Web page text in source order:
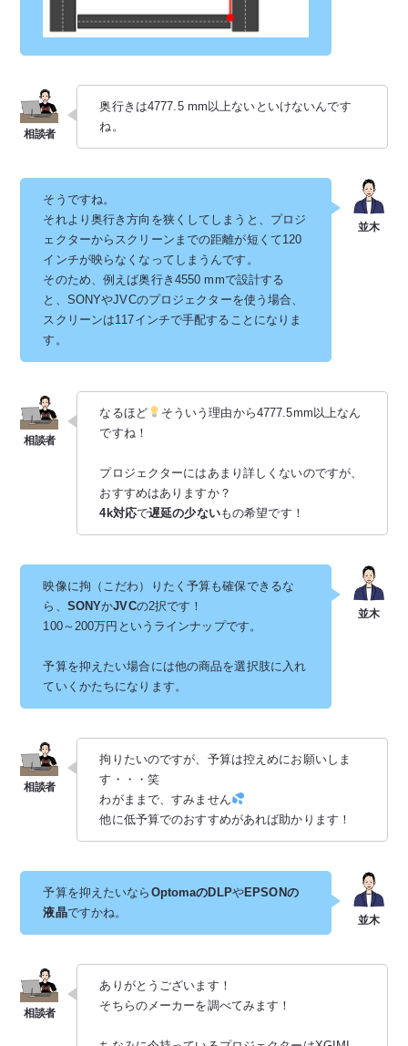
奥行きは4777.5 mm以上ないといけないんです
ね。
そうですね。
それより奥行き方向を狭くしてしまうと、プロジ
ェクターからスクリーンまでの距離が短くて120
インチが映らなくなってしまうんです。
そのため、例えば奥行き4550 mmで設計する
と、SONYやJVCのプロジェクターを使う場合、
スクリーンは117インチで手配することになりま
す。
なるほど
そういう理由から4777.5mm以上なん
ですね！
プロジェクターにはあまり詳しくないのですが、
おすすめはありますか？
4k対応で遅延の少ないもの希望です！
映像に拘（こだわ）りたく予算も確保できるな
ら、 SONYかJVCの2択です！
100～200万円というラインナップです。
予算を抑えたい場合には他の商品を選択肢に入れ
ていくかたちになります。
拘りたいのですが、予算は控えめにお願いしま
す・・・笑
わがままで、すみません
他に低予算でのおすすめがあれば助かります！
予算を抑えたいなら OptomaのDLPやEPSONの
液晶ですかね。
ありがとうございます！
そちらのメーカーを調べてみます️！